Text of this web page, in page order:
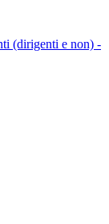
(dirigenti e non) -